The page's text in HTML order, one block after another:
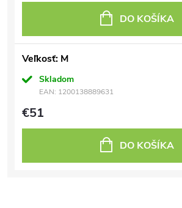
DO KOŠÍKA
Veľkosť: M
Skladom
EAN: 1200138889631
€51
DO KOŠÍKA